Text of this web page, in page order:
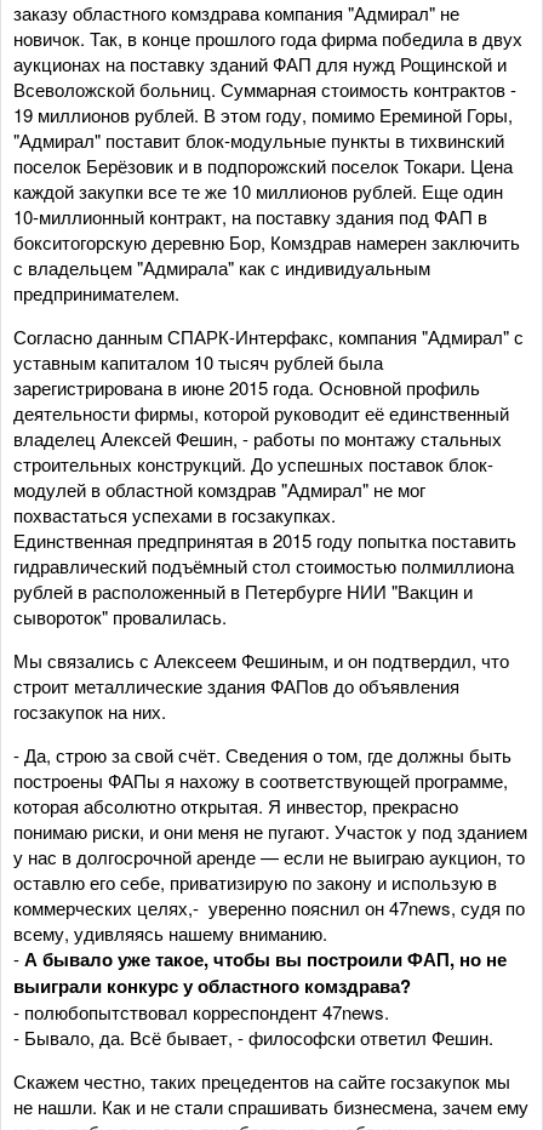
заказу областного комздрава компания "Адмирал" не
новичок. Так, в конце прошлого года фирма победила в двух
аукционах на поставку зданий ФАП для нужд Рощинской и
Всеволожской больниц. Суммарная стоимость контрактов -
19 миллионов рублей. В этом году, помимо Ереминой Горы,
"Адмирал" поставит блок-модульные пункты в тихвинский
поселок Берёзовик и в подпорожский поселок Токари. Цена
каждой закупки все те же 10 миллионов рублей. Еще один
10-миллионный контракт, на поставку здания под ФАП в
бокситогорскую деревню Бор, Комздрав намерен заключить
с владельцем "Адмирала" как с индивидуальным
предпринимателем.
Согласно данным СПАРК-Интерфакс, компания "Адмирал" с
уставным капиталом 10 тысяч рублей была
зарегистрирована в июне 2015 года. Основной профиль
деятельности фирмы, которой руководит её единственный
владелец Алексей Фешин, - работы по монтажу стальных
строительных конструкций. До успешных поставок блок-
модулей в областной комздрав "Адмирал" не мог
похвастаться успехами в госзакупках.
Единственная предпринятая в 2015 году попытка поставить
гидравлический подъёмный стол стоимостью полмиллиона
рублей в расположенный в Петербурге НИИ "Вакцин и
сывороток" провалилась.
Мы связались с Алексеем Фешиным, и он подтвердил, что
строит металлические здания ФАПов до объявления
госзакупок на них.
- Да, строю за свой счёт. Сведения о том, где должны быть
построены ФАПы я нахожу в соответствующей программе,
которая абсолютно открытая. Я инвестор, прекрасно
понимаю риски, и они меня не пугают. Участок у под зданием
у нас в долгосрочной аренде — если не выиграю аукцион, то
оставлю его себе, приватизирую по закону и использую в
коммерческих целях,- уверенно пояснил он 47news, судя по
всему, удивляясь нашему вниманию.
-А бывало уже такое, чтобы вы построили ФАП, но не
выиграли конкурс у областного комздрава?
- полюбопытствовал корреспондент 47news.
- Бывало, да. Всё бывает, - философски ответил Фешин.
Скажем честно, таких прецедентов на сайте госзакупок мы
не нашли. Как и не стали спрашивать бизнесмена, зачем ему